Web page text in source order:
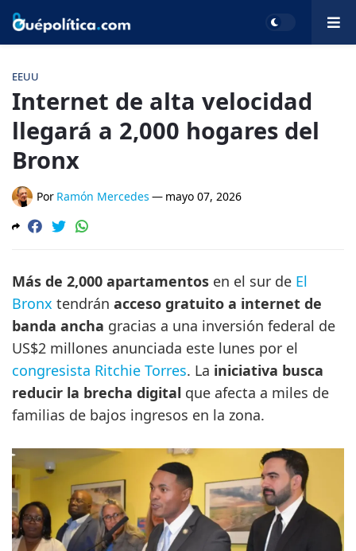
EEUU
Internet de alta velocidad
llegará a 2,000 hogares del
Bronx
Por Ramón Mercedes — mayo 07, 2026
Más de 2,000 apartamentos en el sur de El
Bronx tendrán acceso gratuito a internet de
banda ancha gracias a una inversión federal de
US$2 millones anunciada este lunes por el
congresista Ritchie Torres. La iniciativa busca
reducir la brecha digital que afecta a miles de
familias de bajos ingresos en la zona.